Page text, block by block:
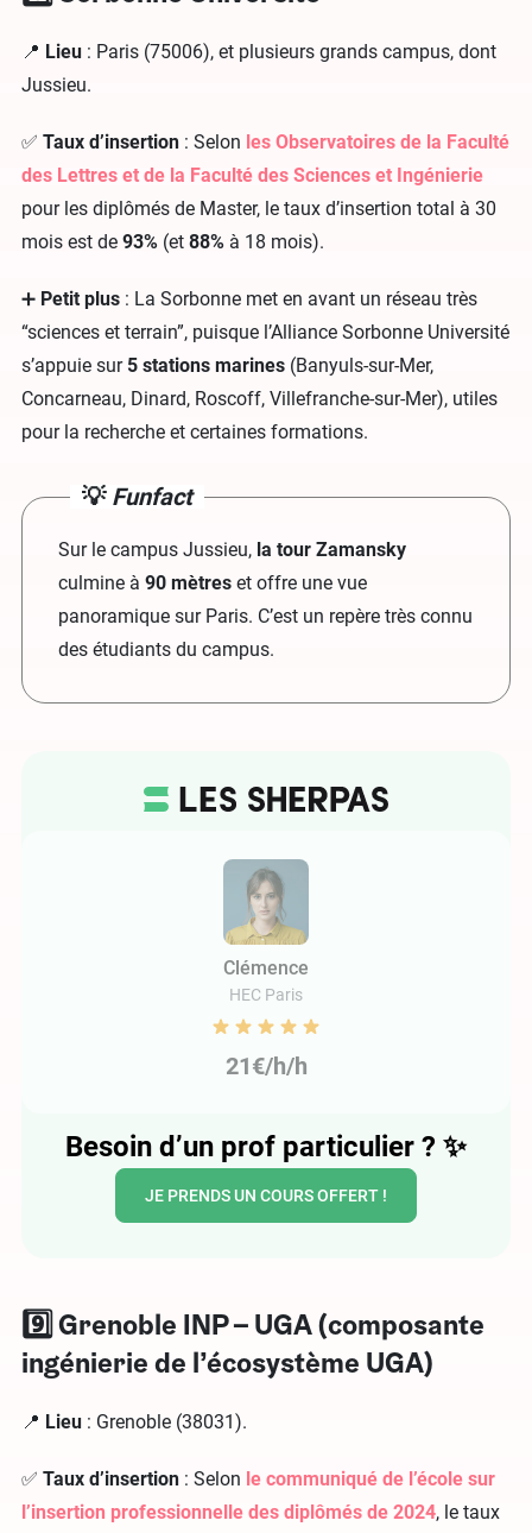
📍 Lieu : Paris (75006), et plusieurs grands campus, dont
Jussieu.
✅ Taux d’insertion : Selon les Observatoires de la Faculté
des Lettres et de la Faculté des Sciences et Ingénierie
pour les diplômés de Master, le taux d’insertion total à 30
mois est de 93% (et 88% à 18 mois).
➕ Petit plus : La Sorbonne met en avant un réseau très
“sciences et terrain”, puisque l’Alliance Sorbonne Université
s’appuie sur 5 stations marines (Banyuls-sur-Mer,
Concarneau, Dinard, Roscoff, Villefranche-sur-Mer), utiles
pour la recherche et certaines formations.
💡 Funfact
Sur le campus Jussieu, la tour Zamansky
culmine à 90 mètres et offre une vue
panoramique sur Paris. C’est un repère très connu
des étudiants du campus.
Clémence
HEC Paris
21€/h/h
Besoin d’un prof particulier ? ✨
JE PRENDS UN COURS OFFERT !
9️⃣ Grenoble INP – UGA (composante
ingénierie de l’écosystème UGA)
📍 Lieu : Grenoble (38031).
✅ Taux d’insertion : Selon le communiqué de l’école sur
l’insertion professionnelle des diplômés de 2024, le taux